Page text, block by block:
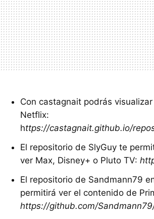
Con castagnait podrás
Netflix:
https://castagnait.github.io/
El repositorio de SlyGuy te
ver Max, Disney+ o Pluto TV:
El repositorio de Sandmann79
permitirá ver el contenido de
https://github.com/